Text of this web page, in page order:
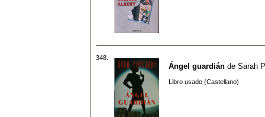
348.
Ángel guardián de Sarah
Libro usado (Castellano)